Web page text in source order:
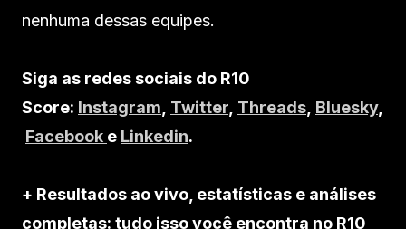
nenhuma dessas equipes.
Siga as redes sociais do R10
Score: Instagram, Twitter, Threads, Bluesky,
Facebook e Linkedin.
+ Resultados ao vivo, estatísticas e análises
completas: tudo isso você encontra no R10